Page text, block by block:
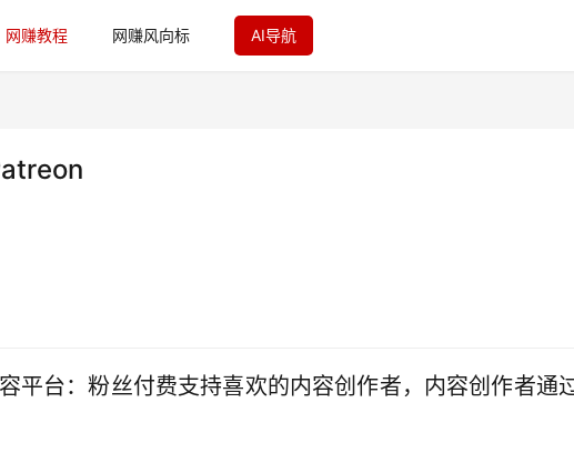
网赚教程 网赚风向标 AI导航
平台：粉丝付费支持喜欢的内容创作者，内容创作者通